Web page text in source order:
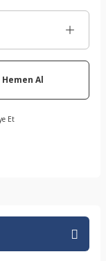
Hemen Al
Et